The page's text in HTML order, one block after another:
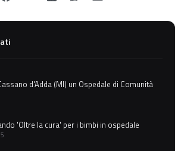
d'Adda (MI) un Ospedale di Comunità
'Oltre la cura' per i bimbi in ospedale